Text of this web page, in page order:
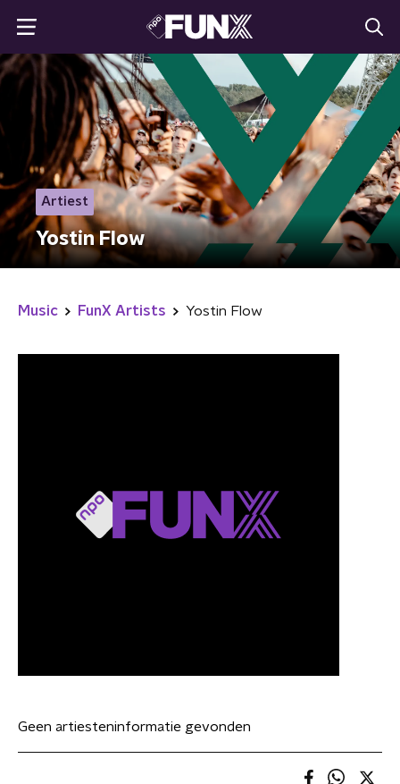
Artiest
Yostin Flow
Music FunX Artists Yostin Flow
Geen artiesteninformatie gevonden